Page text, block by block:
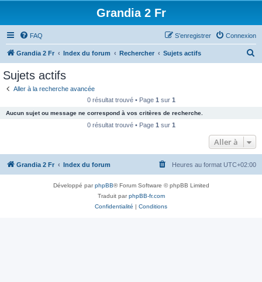
Grandia 2 Fr
FAQ Connexion
S’enregistrer
Grandia 2 Fr Index du forum Rechercher Sujets actifs
c
e
Sujets actifs
Aller à la recherche avancée
0 résultat trouvé • Page 1 sur 1
Aucun sujet ou message ne correspond à vos critères de recherche.
0 résultat trouvé • Page 1 sur 1
Aller à
Grandia 2 Fr Index du forum Heures au format UTC+02:00
Développé parphpBB® Forum Software © phpBB Limited
Traduit parphpBB-fr.com
Confidentialité | Conditions